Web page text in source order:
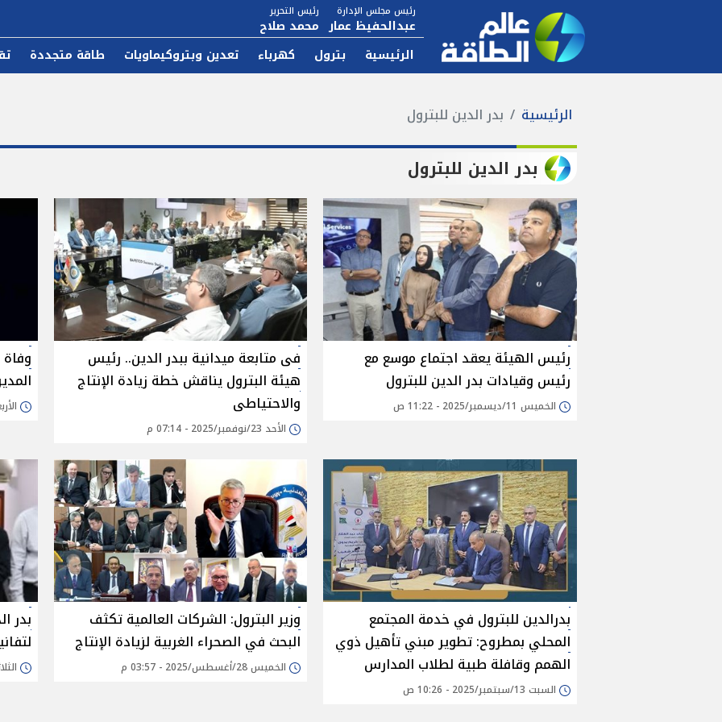
رئيس مجلس الإدارة
عبدالحفيظ عمار
رئيس التحرير
محمد صلاح
الرئيسية بترول كهرباء تعدين وبتروكيماويات طاقة متجددة
الرئيسية بدر الدين للبترول
بدر الدين للبترول
رئيس الهيئة يعقد اجتماع موسع مع
رئيس وقيادات بدر الدين للبترول
الخميس 11/ديسمبر/2025 - 11:22 ص
فى متابعة ميدانية ببدر الدين.. رئيس
هيئة البترول يناقش خطة زيادة الإنتاج
والاحتياطى
الأحد 23/نوفمبر/2025 - 07:14 م
الأربعاء 24/
بدرالدين للبترول في خدمة المجتمع
المحلي بمطروح: تطوير مبني تأهيل ذوي
الهمم وقافلة طبية لطلاب المدارس
السبت 13/سبتمبر/2025 - 10:26 ص
وزير البترول: الشركات العالمية تكثف
البحث في الصحراء الغربية لزيادة الإنتاج
الخميس 28/أغسطس/2025 - 03:57 م
بدر
الثلاثاء 12/